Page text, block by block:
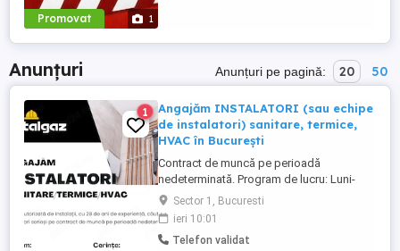
Promovat 1
Anunțuri Anunțuri pe pagină: 20 50
1
Angajăm INSTALATORI (sau echipe
de instalatori) sanitare, termice,
HVAC în București
Contract de muncă pe perioadă
nedeterminată. Program de lucru: Luni-
Vineri, 08:00 - 17:00 - Tichete de masă -
Bonusuri de performanță - Echipamente
profesioniste - Transport - Salariu
motivant în funcție de experiență și
Sector 1, Bucuresti
ieri 10:01
Telefon validat